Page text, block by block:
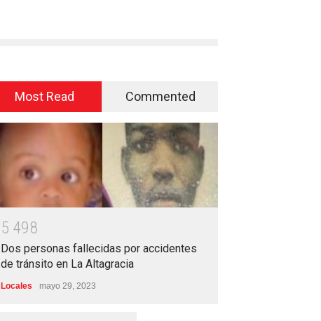
Most Read Commented
5 498
Dos personas fallecidas por accidentes
de tránsito en La Altagracia
Locales mayo 29, 2023